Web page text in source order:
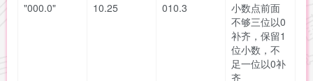
"000.0"
10.25 010.3
小数点前面
不够三位以0
补齐，保留1
位小数，不
足一位以0补
齐